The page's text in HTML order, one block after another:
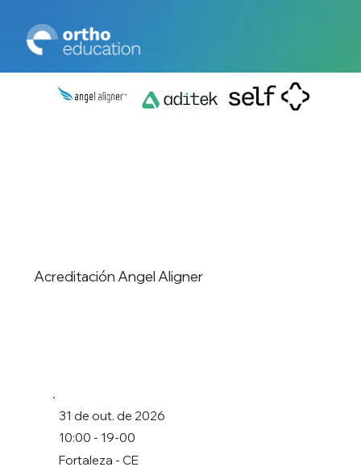
Acreditación Angel Aligner
31 de out. de 2026
10:00 - 19-00
Fortaleza - CE